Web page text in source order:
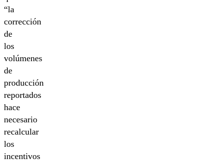
“la
corrección
de
los
volúmenes
de
producción
reportados
hace
necesario
recalcular
los
incentivos